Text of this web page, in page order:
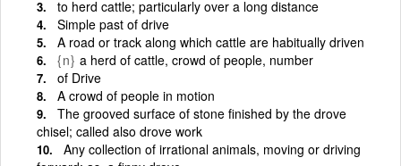
to herd cattle; particularly over a long distance
Simple past of drive
A road or track along which cattle are habitually driven
{n} a herd of cattle, crowd of people, number
of Drive
A crowd of people in motion
The grooved surface of stone finished by the drove
chisel; called also drove work
Any collection of irrational animals, moving or driving